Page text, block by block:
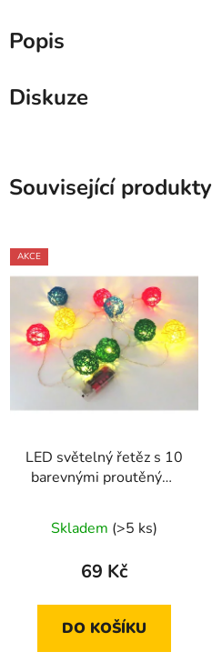
Popis
Diskuze
Související produkty
AKCE
LED světelný řetěz s 10
barevnými proutěnými
Skladem (>5 ks)
69 Kč
DO KOŠÍKU